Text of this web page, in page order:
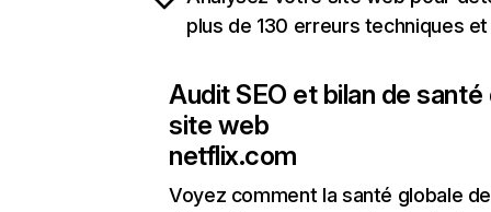
plus de 130 erreurs techniques et
Audit SEO et bilan de santé
site web
netflix.com
Voyez comment la santé globale